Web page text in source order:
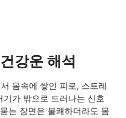
강운 해석
몸속에 쌓인 피로, 스트레
가 밖으로 드러나는 신호
는 장면은 불쾌하더라도 몸